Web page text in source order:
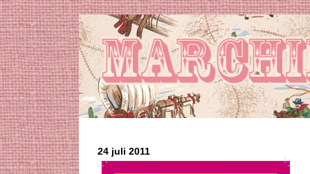
24 juli 2011